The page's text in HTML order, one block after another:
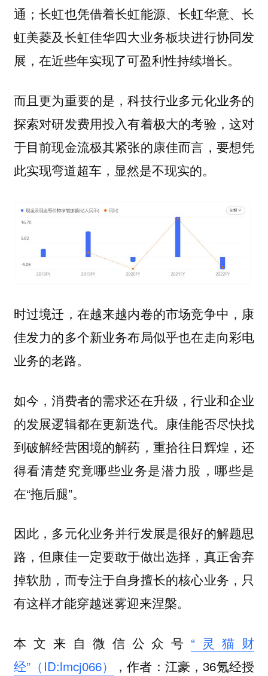
通；长虹也凭借着长虹能源、长虹华意、长
虹美菱及长虹佳华四大业务板块进行协同发
展，在近些年实现了可盈利性持续增长。
而且更为重要的是，科技行业多元化业务的
探索对研发费用投入有着极大的考验，这对
于目前现金流极其紧张的康佳而言，要想凭
此实现弯道超车，显然是不现实的。
时过境迁，在越来越内卷的市场竞争中，康
佳发力的多个新业务布局似乎也在走向彩电
业务的老路。
如今，消费者的需求还在升级，行业和企业
的发展逻辑都在更新迭代。康佳能否尽快找
到破解经营困境的解药，重拾往日辉煌，还
得看清楚究竟哪些业务是潜力股，哪些是
在“拖后腿”。
因此，多元化业务并行发展是很好的解题思
路，但康佳一定要敢于做出选择，真正舍弃
掉软肋，而专注于自身擅长的核心业务，只
有这样才能穿越迷雾迎来涅槃。
本文来自微信公众号 “灵猫财
经”（ID:lmcj066）
，作者：江豪，36氪经授